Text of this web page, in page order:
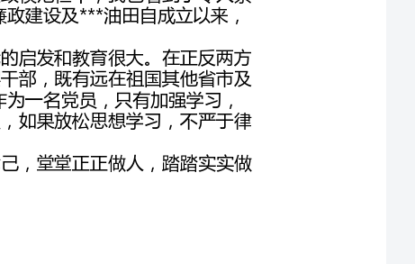
在这次参观学习之后，我一定会加强学习，严于律己，堂堂正正做人，踏踏实实做